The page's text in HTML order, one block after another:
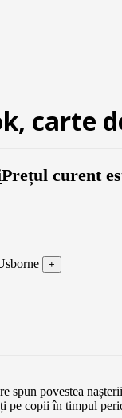
carte
Prețul curent
povestea
pe copii în timpul